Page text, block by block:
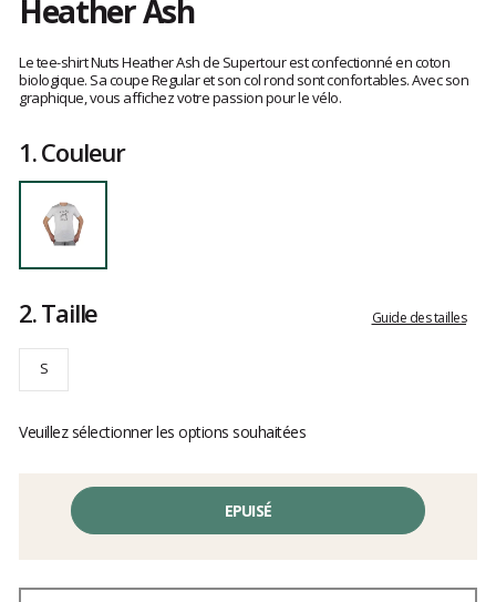
Heather Ash
avis
clients
Le tee-shirt Nuts Heather Ash de Supertour est confectionné en coton
biologique. Sa coupe Regular et son col rond sont confortables. Avec son
graphique, vous affichez votre passion pour le vélo.
1.Couleur
2.Taille Guide des tailles
S
Veuillez sélectionner les options souhaitées
EPUISÉ